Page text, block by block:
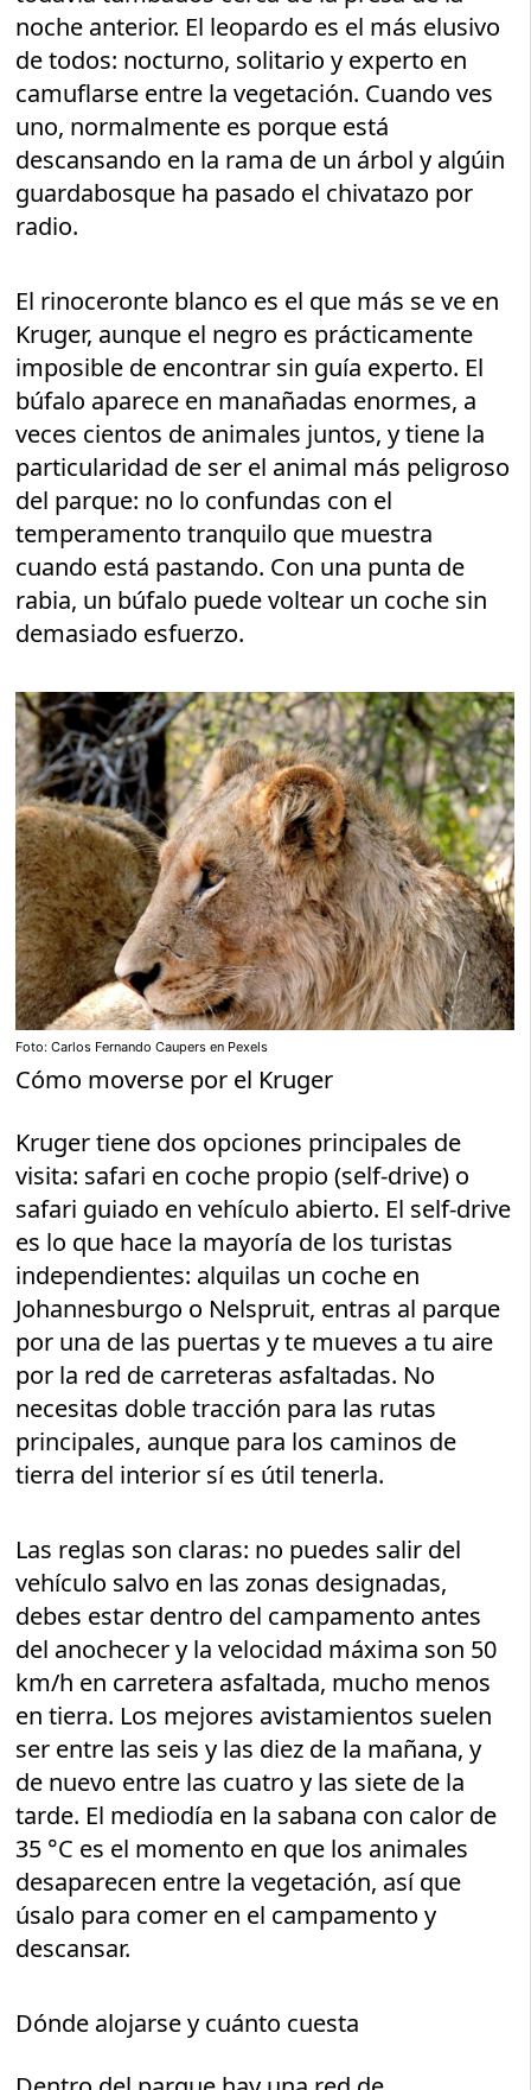
noche anterior. El leopardo es el más elusivo
de todos: nocturno, solitario y experto en
camuflarse entre la vegetación. Cuando ves
uno, normalmente es porque está
descansando en la rama de un árbol y algúin
guardabosque ha pasado el chivatazo por
radio.
El rinoceronte blanco es el que más se ve en
Kruger, aunque el negro es prácticamente
imposible de encontrar sin guía experto. El
búfalo aparece en manañadas enormes, a
veces cientos de animales juntos, y tiene la
particularidad de ser el animal más peligroso
del parque: no lo confundas con el
temperamento tranquilo que muestra
cuando está pastando. Con una punta de
rabia, un búfalo puede voltear un coche sin
demasiado esfuerzo.
Foto: Carlos Fernando Caupers en Pexels
Cómo moverse por el Kruger
Kruger tiene dos opciones principales de
visita: safari en coche propio (self-drive) o
safari guiado en vehículo abierto. El self-drive
es lo que hace la mayoría de los turistas
independientes: alquilas un coche en
Johannesburgo o Nelspruit, entras al parque
por una de las puertas y te mueves a tu aire
por la red de carreteras asfaltadas. No
necesitas doble tracción para las rutas
principales, aunque para los caminos de
tierra del interior sí es útil tenerla.
Las reglas son claras: no puedes salir del
vehículo salvo en las zonas designadas,
debes estar dentro del campamento antes
del anochecer y la velocidad máxima son 50
km/h en carretera asfaltada, mucho menos
en tierra. Los mejores avistamientos suelen
ser entre las seis y las diez de la mañana, y
de nuevo entre las cuatro y las siete de la
tarde. El mediodía en la sabana con calor de
35 °C es el momento en que los animales
desaparecen entre la vegetación, así que
úsalo para comer en el campamento y
descansar.
Dónde alojarse y cuánto cuesta